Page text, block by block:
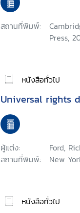
สถานที่พิมพ์:
Press,
หนังสือทั่วไป
Universal rights
ผู้แต่ง:
Ford,
สถานที่พิมพ์:
New
หนังสือทั่วไป